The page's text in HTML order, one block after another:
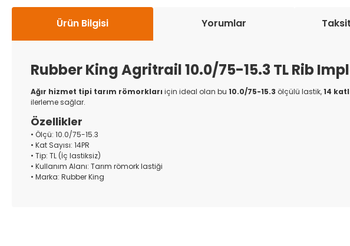
Ürün Bilgisi Yorumlar
Rubber King Agritrail 10.0/75-15.3 TL Rib
Ağır hizmet tipi tarım römorkları için ideal olan bu 10.0/75-15.3 ölçülü lastik,14
ilerleme sağlar.
Özellikler
• Ölçü: 10.0/75-15.3
• Kat Sayısı: 14PR
• Tip: TL (İç lastiksiz)
• Kullanım Alanı: Tarım römork lastiği
• Marka: Rubber King